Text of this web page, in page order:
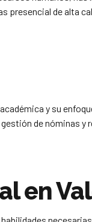
presencial de alta
y su
de nóminas
en